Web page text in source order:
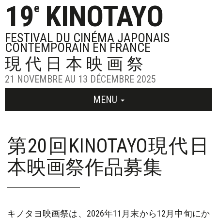
19eKINOTAYO
FESTIVAL DU CINÉMA JAPONAIS
CONTEMPORAIN EN FRANCE
現代日本映画祭
21 NOVEMBRE AU 13 DÉCEMBRE 2025
MENU
第20回KINOTAYO現代日
本映画祭作品募集
キノタヨ映画祭は、2026年11月末から12月中旬にか